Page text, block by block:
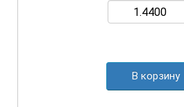
В корзину